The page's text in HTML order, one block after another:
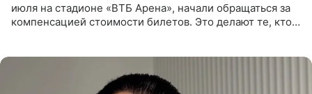
июля на стадионе «ВТБ Арена», начали обращаться за
компенсацией стоимости билетов. Это делают те, кто